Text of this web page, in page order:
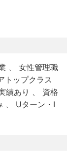
、案件パイプラ
額などをヒアリ
クを継続的にア
女性管理職
トップクラス
績あり
資格
Uターン・I